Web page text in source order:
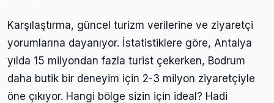
Karşılaştırma, güncel turizm verilerine ve ziyaretçi
yorumlarına dayanıyor. İstatistiklere göre, Antalya
yılda 15 milyondan fazla turist çekerken, Bodrum
daha butik bir deneyim için 2-3 milyon ziyaretçiyle
öne çıkıyor. Hangi bölge sizin için ideal? Hadi